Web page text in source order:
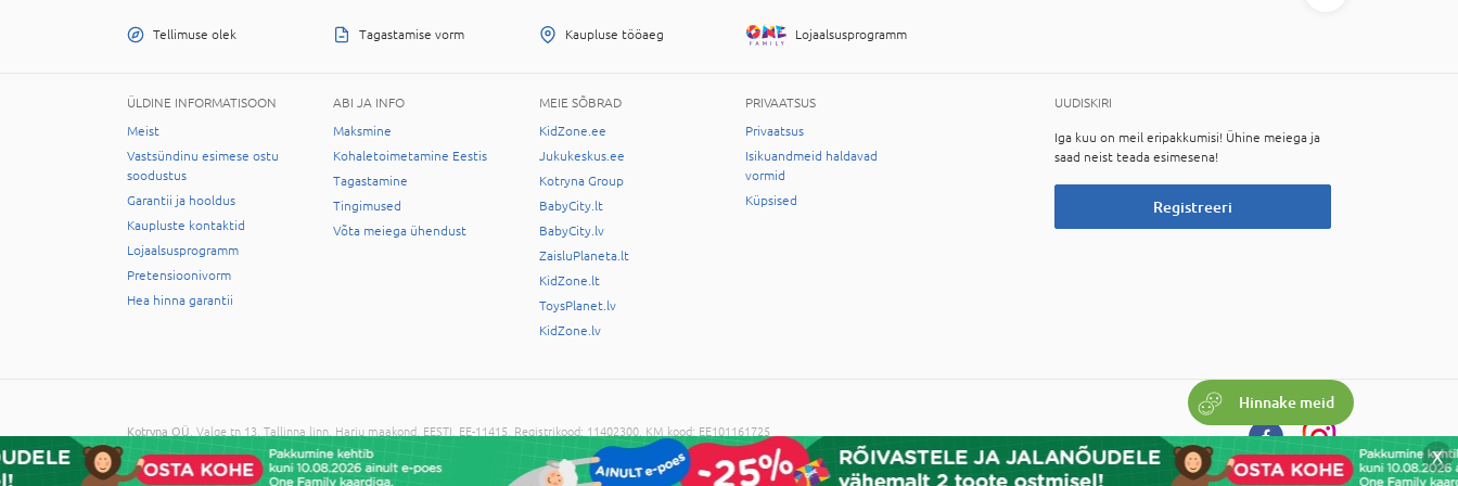
Hinnake meid
X
Tellimuse olek Tagastamise vorm Kaupluse tööaeg Lojaalsusprogramm
ÜLDINE INFORMATISOON
Meist
Vastsündinu esimese ostu
soodustus
Garantii ja hooldus
Kaupluste kontaktid
Lojaalsusprogramm
Pretensioonivorm
Hea hinna garantii
ABI JA INFO
Maksmine
Kohaletoimetamine Eestis
Tagastamine
Tingimused
Võta meiega ühendust
MEIE SÕBRAD
KidZone.ee
Jukukeskus.ee
Kotryna Group
BabyCity.lt
BabyCity.lv
ZaisluPlaneta.lt
KidZone.lt
ToysPlanet.lv
KidZone.lv
PRIVAATSUS
Privaatsus
Isikuandmeid haldavad
vormid
Küpsised
UUDISKIRI
Iga kuu on meil eripakkumisi! Ühine meiega ja
saad neist teada esimesena!
Registreeri
Kotryna OÜ , Valge tn 13, Tallinna linn, Harju maakond, EESTI, EE-11415, Registrikood: 11402300, KM kood: EE101161725
© 2026 Kõik õigused on reserveeritud. Informatsiooni kopeerimine ilma administratsiooni nõusolekuta on keelatud